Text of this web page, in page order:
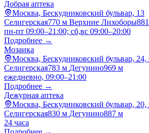
Добрая аптека
Москва, Бескудниковский бульвар, 13
Селигерская770 м Верхние Лихоборы
пн-пт 09:00–21:00; сб,вс 09:00–20:00
Подробнее →
Мозаика
Москва, Бескудниковский бульвар, 24,
Селигерская783 м Дегунино969 м
ежедневно, 09:00–21:00
Подробнее →
Дежурная аптека
Москва, Бескудниковский бульвар, 20,
Селигерская830 м Дегунино887 м
24 часа